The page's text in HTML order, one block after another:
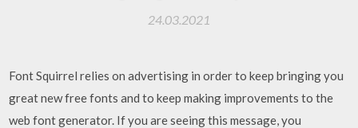
24.03.2021
Font Squirrel relies on advertising in order to keep bringing you
great new free fonts and to keep making improvements to the
web font generator. If you are seeing this message, you